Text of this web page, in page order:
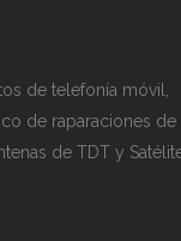
de telefonía móvil,
de raparaciones de
de TDT y